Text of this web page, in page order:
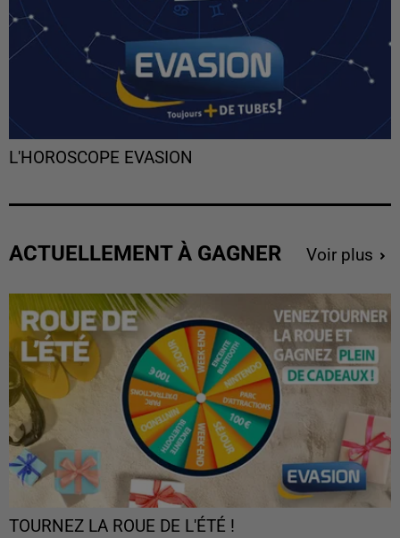
L'HOROSCOPE EVASION
ACTUELLEMENT À GAGNER Voir plus
TOURNEZ LA ROUE DE L'ÉTÉ !